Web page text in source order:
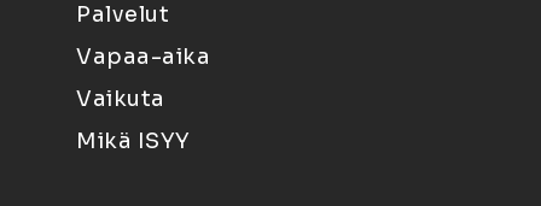
Palvelut
Vapaa-aika
Vaikuta
Mikä ISYY